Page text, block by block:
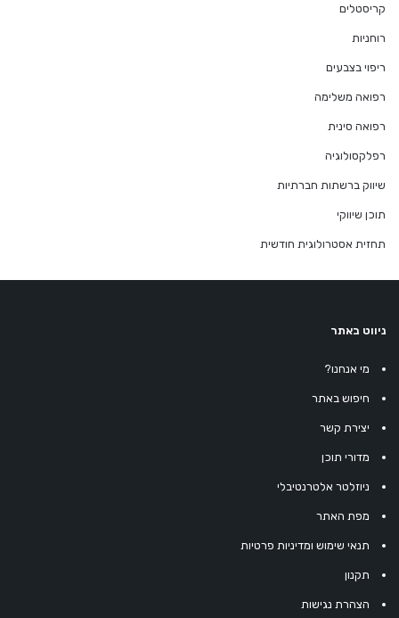
קריסטלים
רוחניות
ריפוי בצבעים
רפואה משלימה
רפואה סינית
רפלקסולוגיה
שיווק ברשתות חברתיות
תוכן שיווקי
תחזית אסטרולוגית חודשית
ניווט באתר
מי אנחנו?
חיפוש באתר
יצירת קשר
מדורי תוכן
ניוזלטר אלטרנטיבלי
מפת האתר
תנאי שימוש ומדיניות פרטיות
תקנון
הצהרת נגישות